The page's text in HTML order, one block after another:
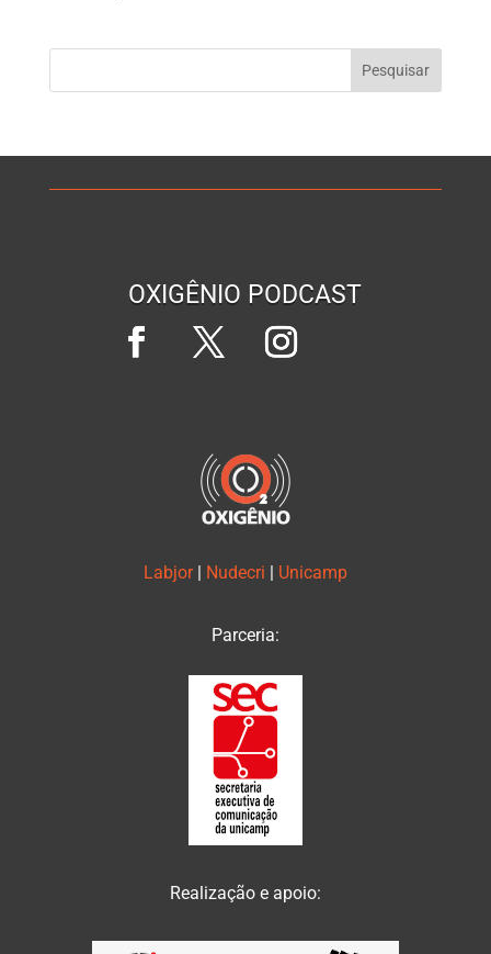
OXIGÊNIO PODCAST
Labjor Nudecri Unicamp
Parceria:
Realização e apoio: